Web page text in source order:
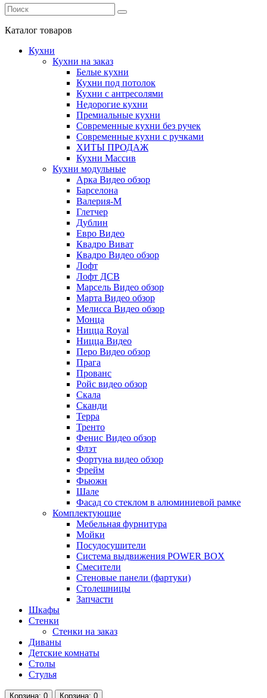
Каталог товаров
Кухни
Кухни на заказ
Белые кухни
Кухни под потолок
Кухни с антресолями
Недорогие кухни
Премиальные кухни
Современные кухни без ручек
Современные кухни с ручками
ХИТЫ ПРОДАЖ
Кухни Массив
Кухни модульные
Арка Видео обзор
Барселона
Валерия-М
Глетчер
Дублин
Евро Видео
Квадро Виват
Квадро Видео обзор
Лофт
Лофт ДСВ
Марсель Видео обзор
Марта Видео обзор
Мелисса Видео обзор
Монца
Ницца Royal
Ницца Видео
Перо Видео обзор
Прага
Прованс
Ройс видео обзор
Скала
Сканди
Терра
Тренто
Фенис Видео обзор
Флэт
Фортуна видео обзор
Фрейм
Фьюжн
Шале
Фасад со стеклом в алюминиевой рамке
Комплектующие
Мебельная фурнитура
Мойки
Посудосушители
Система выдвижения POWER BOX
Смесители
Стеновые панели (фартуки)
Столешницы
Запчасти
Шкафы
Стенки
Стенки на заказ
Диваны
Детские комнаты
Столы
Стулья
Корзина: 0 Корзина: 0